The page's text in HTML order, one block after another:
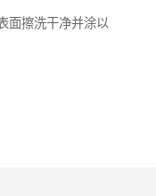
面擦洗干净并涂以